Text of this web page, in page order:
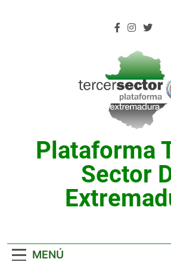
Plataforma
Sector
MENÚ